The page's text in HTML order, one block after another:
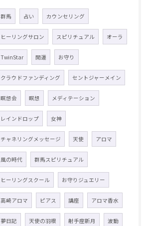
群馬 占い カウンセリング
ヒーリングサロン スピリチュアル オーラ
TwinStar 開運 お守り
クラウドファンディング セントジャーメイン
瞑想会 瞑想 メディテーション
レインドロップ 女神
チャネリングメッセージ 天使 アロマ
風の時代 群馬スピリチュアル
ヒーリングスクール お守りジュエリー
高崎アロマ ピアス 講座 アロマ香水
夢日記 天使の羽根 射手座新月 波動